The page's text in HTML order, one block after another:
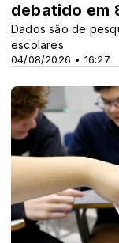
04/08/2026 • 16:27
debatido em
Dados são de
escolares